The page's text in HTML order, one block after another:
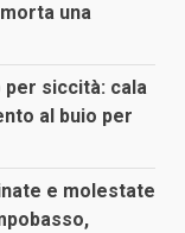
una
per siccità: cala
al buio per
e molestate